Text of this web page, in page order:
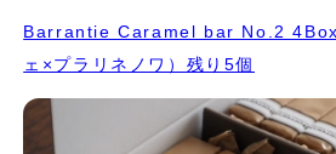
Barrantie Caramel bar No.2 4Box
ェ×プラリネノワ）残り5個